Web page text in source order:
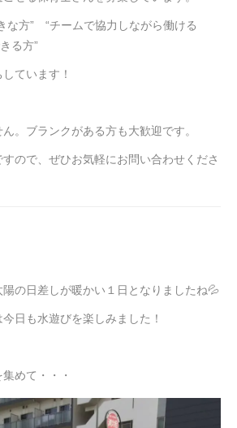
な方” “チームで協力しながら働ける
る方”
ています！
。ブランクがある方も大歓迎です。
ので、ぜひお気軽にお問い合わせくださ
の日差しが暖かい１日となりましたね💦
日も水遊びを楽しみました！
めて・・・